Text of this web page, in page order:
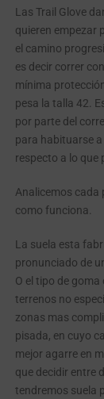
Las Trail Glove
quieren empezar
el camino
es decir correr
mínima
pesa la talla 42.
por parte del
para habituarse
respecto a lo que
Analicemos cada
como funciona.
La suela esta
pronunciado de
O el tipo de
terrenos no
zonas mas
pisada, en cuyo
mejor agarre en
que decidir entre
tendremos suela